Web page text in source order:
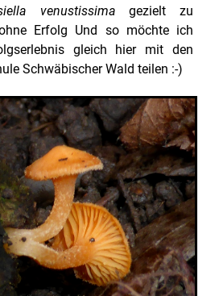
venustissima gezielt zu
Erfolg Und so möchte ich
gleich hier mit den
Schwäbischer Wald teilen :-)